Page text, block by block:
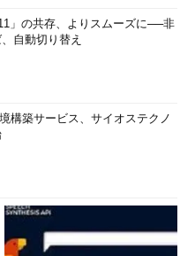
」の共存、よりスムーズに──非
自動切り替え
構築サービス、サイオステクノ